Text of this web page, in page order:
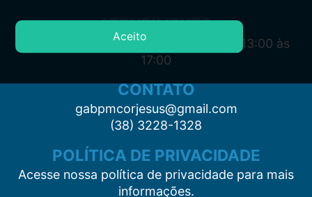
ATENDIMENTO
Segunda à Sexta: 7:00 às 11:00 e das 13:00 às
17:00
CONTATO
gabpmcorjesus@gmail.com
(38) 3228-1328
POLÍTICA DE PRIVACIDADE
Acesse nossa política de privacidade para mais
informações.
Aceito